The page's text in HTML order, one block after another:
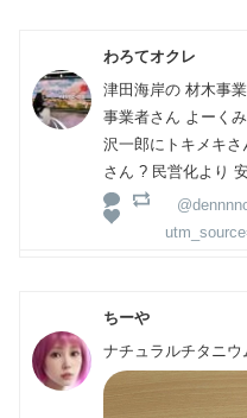
わろてオクレ
津田海岸の 材木事
事業者さん よーく
沢一郎にトキメキ
さん ? 民営化より
ちーや
ナチュラルチタニ